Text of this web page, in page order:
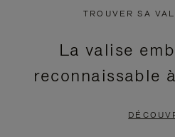
TROUVER SA
La valise
reconnaissable